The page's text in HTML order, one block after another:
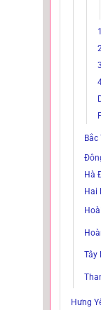
Bắc
Hà
Hai
Tây
Hưng